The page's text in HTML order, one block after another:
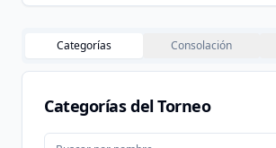
Categorías Consolación
Categorías del Torneo